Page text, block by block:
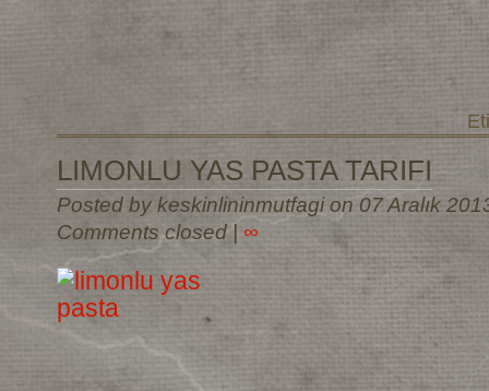
LIMONLU YAS PASTA TARIFI
Posted by keskinlininmutfagi on 07 Aralık
Comments closed| ∞